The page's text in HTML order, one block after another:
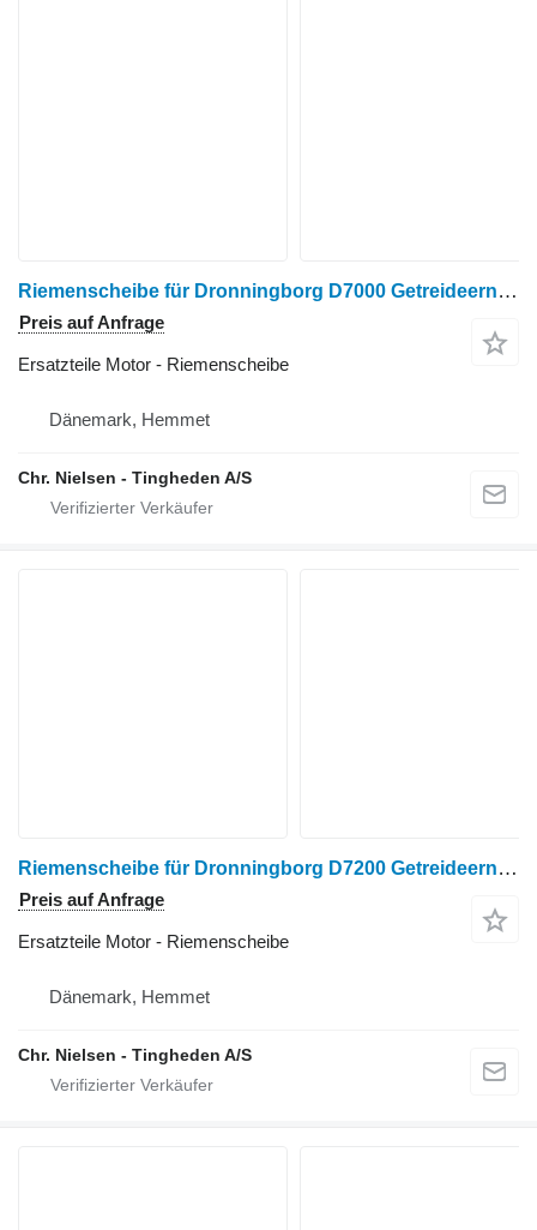
Riemenscheibe für Dronningborg D7000 Getreideernter
Preis auf Anfrage
Ersatzteile Motor - Riemenscheibe
Dänemark, Hemmet
Chr. Nielsen - Tingheden A/S
Riemenscheibe für Dronningborg D7200 Getreideernter
Preis auf Anfrage
Ersatzteile Motor - Riemenscheibe
Dänemark, Hemmet
Chr. Nielsen - Tingheden A/S